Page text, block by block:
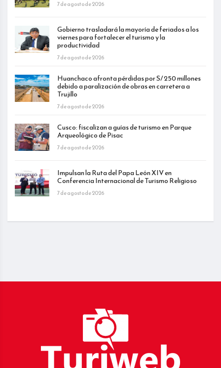
7 de agosto de 2026
Gobierno trasladará la mayoría de feriados a los
viernes para fortalecer el turismo y la
productividad
7 de agosto de 2026
Huanchaco afronta pérdidas por S/ 250 millones
debido a paralización de obras en carretera a
Trujillo
7 de agosto de 2026
Cusco: fiscalizan a guías de turismo en Parque
Arqueológico de Pisac
7 de agosto de 2026
Impulsan la Ruta del Papa León XIV en
Conferencia Internacional de Turismo Religioso
7 de agosto de 2026